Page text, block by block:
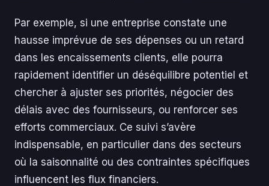
Par exemple, si une entreprise constate une
hausse imprévue de ses dépenses ou un retard
dans les encaissements clients, elle pourra
rapidement identifier un déséquilibre potentiel et
chercher à ajuster ses priorités, négocier des
délais avec des fournisseurs, ou renforcer ses
efforts commerciaux. Ce suivi s’avère
indispensable, en particulier dans des secteurs
où la saisonnalité ou des contraintes spécifiques
influencent les flux financiers.